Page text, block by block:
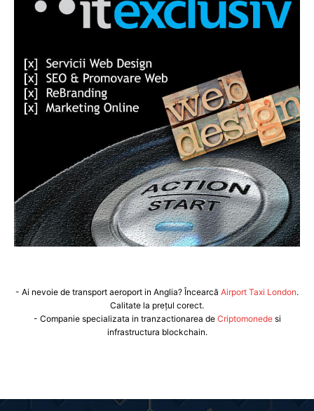
- Ai nevoie de transport aeroport in Anglia? Încearcă Airport Taxi London.
Calitate la prețul corect.
- Companie specializata in tranzactionarea de Criptomonedesi
infrastructura blockchain.